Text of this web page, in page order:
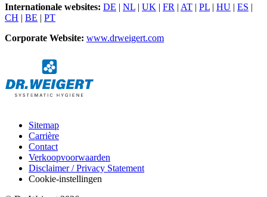
Internationale websites: DE | NL | UK | FR | AT | PL | HU | ES |
CH | BE | PT
Corporate Website: www.drweigert.com
Sitemap
Carrière
Contact
Verkoopvoorwaarden
Disclaimer / Privacy Statement
Cookie-instellingen